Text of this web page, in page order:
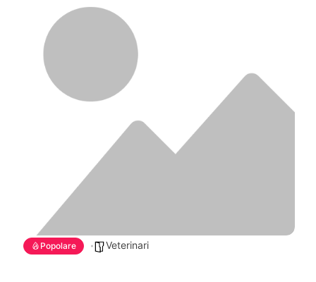
Popolare Veterinari